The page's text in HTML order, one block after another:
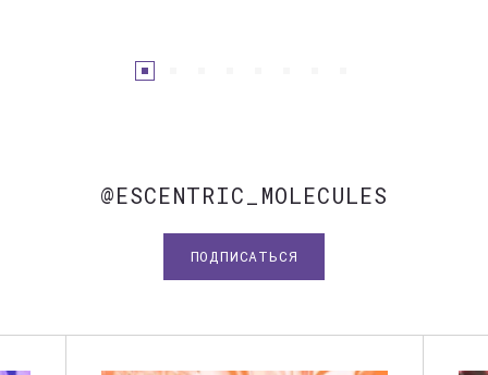
@ESCENTRIC_MOLECULES
ПОДПИСАТЬСЯ